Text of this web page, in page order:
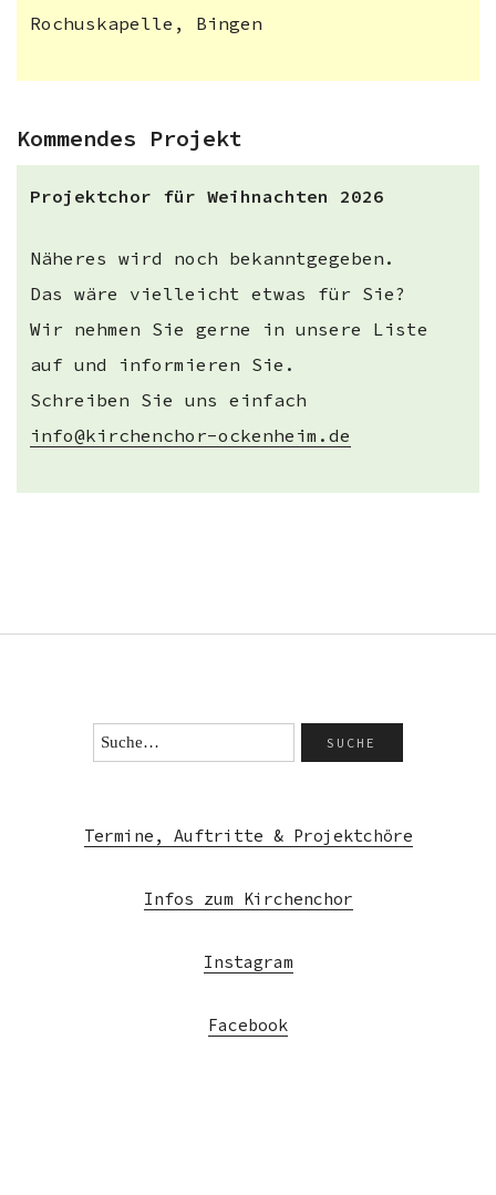
Rochuskapelle, Bingen
Kommendes Projekt
Projektchor für Weihnachten 2026
Näheres wird noch bekanntgegeben.
Das wäre vielleicht etwas für Sie?
Wir nehmen Sie gerne in unsere Liste
auf und informieren Sie.
Schreiben Sie uns einfach
info@kirchenchor-ockenheim.de
Termine, Auftritte & Projektchöre
Infos zum Kirchenchor
Instagram
Facebook